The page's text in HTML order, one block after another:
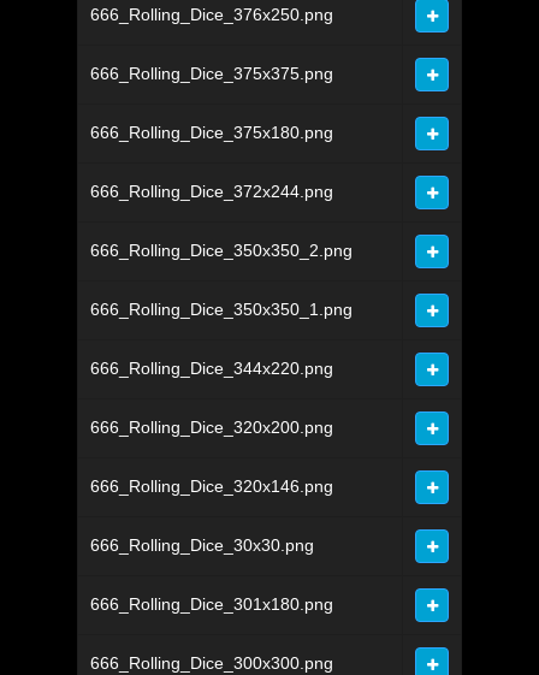
666_Rolling_Dice_376x250.png
666_Rolling_Dice_375x375.png
666_Rolling_Dice_375x180.png
666_Rolling_Dice_372x244.png
666_Rolling_Dice_350x350_2.png
666_Rolling_Dice_350x350_1.png
666_Rolling_Dice_344x220.png
666_Rolling_Dice_320x200.png
666_Rolling_Dice_320x146.png
666_Rolling_Dice_30x30.png
666_Rolling_Dice_301x180.png
666_Rolling_Dice_300x300.png